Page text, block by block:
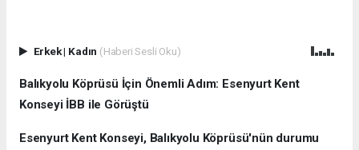
Erkek| Kadın (Haberi Sesli Oku)
Balıkyolu Köprüsü İçin Önemli Adım: Esenyurt Kent
Konseyi İBB ile Görüştü
Esenyurt Kent Konseyi, Balıkyolu Köprüsü'nün durumu